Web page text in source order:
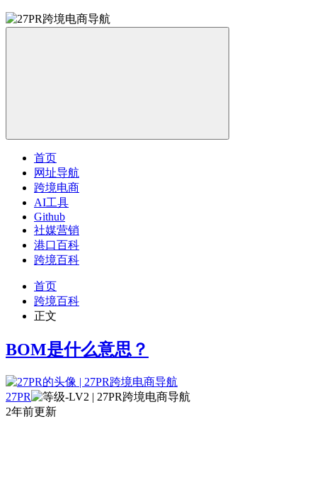
首页
网址导航
跨境电商
AI工具
Github
社媒营销
港口百科
跨境百科
首页
跨境百科
正文
BOM是什么意思？
27PR
2年前更新